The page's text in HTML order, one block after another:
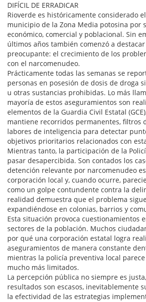
DIFÍCIL DE ERRADICAR
Rioverde es históricamente considerado
municipio de la Zona Media potosina por
económico, comercial y poblacional. Sin
últimos años también comenzó a
preocupante: el crecimiento de los
con el narcomenudeo.
Prácticamente todas las semanas se
personas en posesión de dosis de droga
u otras sustancias prohibidas. Lo más
mayoría de estos aseguramientos son
elementos de la Guardia Civil Estatal
mantiene recorridos permanentes, filtros
labores de inteligencia para detectar
objetivos prioritarios relacionados con
Mientras tanto, la participación de la
pasar desapercibida. Son contados los
detención relevante por narcomenudeo
corporación local y, cuando ocurre,
como un golpe contundente contra la
realidad demuestra que el problema
expandiéndose en colonias, barrios y
Esta situación provoca cuestionamientos
sectores de la población. Muchos
por qué una corporación estatal logra
aseguramientos de manera constante
mientras la policía preventiva local
mucho más limitados.
La percepción pública no siempre es
resultados son escasos, inevitablemente
la efectividad de las estrategias